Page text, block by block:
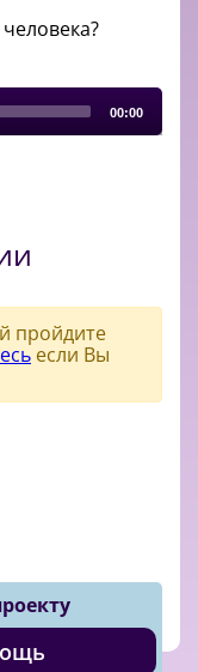
00:00
пройдите
если Вы